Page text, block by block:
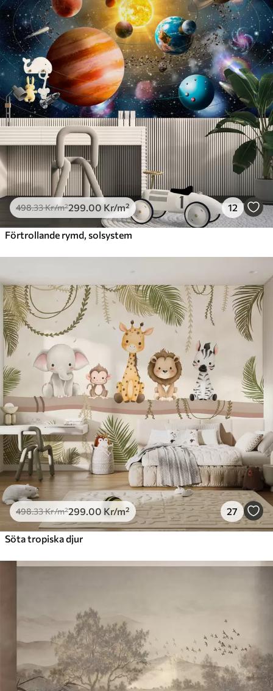
498.33Kr/m²299 .00 Kr/m² 12
Förtrollande rymd, solsystem
498.33Kr/m²299 .00 Kr/m² 27
Söta tropiska djur